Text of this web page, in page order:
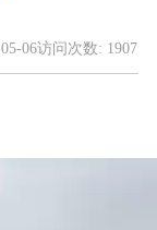
06访问次数: 1907